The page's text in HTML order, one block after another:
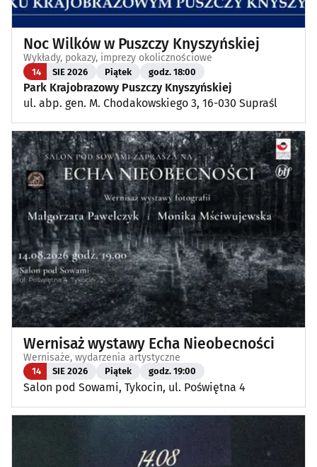
Noc Wilków w Puszczy Knyszyńskiej
Wykłady, pokazy, imprezy okolicznościowe
14 SIE 2026 Piątek godz. 18:00
Park Krajobrazowy Puszczy Knyszyńskiej
ul. abp. gen. M. Chodakowskiego 3, 16-030 Supraśl
Wernisaż wystawy Echa Nieobecności
Wernisaże, wydarzenia artystyczne
14 SIE 2026 Piątek godz. 19:00
Salon pod Sowami, Tykocin, ul. Poświętna 4